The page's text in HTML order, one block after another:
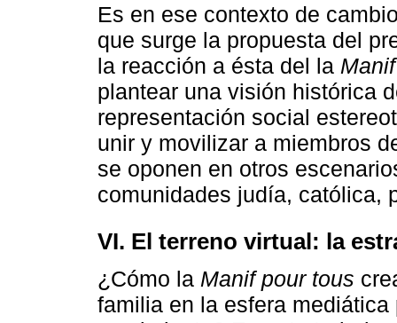
Es en ese contexto de
que surge la propuesta del
la reacción a ésta del la
plantear una visión histórica
representación social
unir y movilizar a miembros
se oponen en otros
comunidades judía, católica,
VI. El terreno virtual: la
¿Cómo la Manif pour tous
familia en la esfera